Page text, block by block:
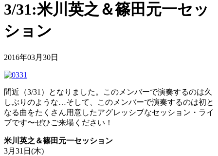
3/31:米川英之＆篠田元一セッ
ション
2016年03月30日
間近（3/31）となりました。このメンバーで演奏するのは久
しぶりのような…そして、このメンバーで演奏するのは初と
なる曲をたくさん用意したアグレッシブなセッション・ライ
ブです〜ぜひご来場ください！
米川英之＆篠田元一セッション
3月31日(木)